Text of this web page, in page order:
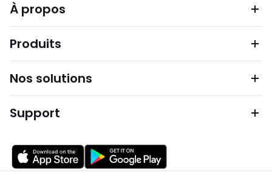
À propos
Produits
Nos solutions
Support